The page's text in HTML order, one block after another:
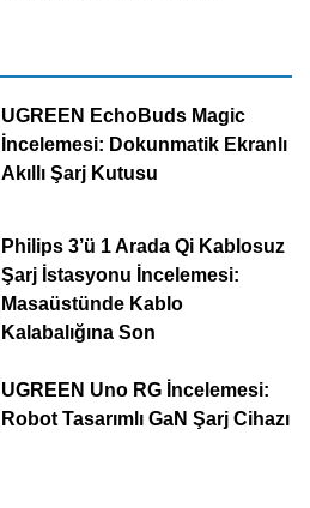
UGREEN EchoBuds Magic
İncelemesi: Dokunmatik Ekranlı
Akıllı Şarj Kutusu
Philips 3’ü 1 Arada Qi Kablosuz
Şarj İstasyonu İncelemesi:
Masaüstünde Kablo
Kalabalığına Son
UGREEN Uno RG İncelemesi:
Robot Tasarımlı GaN Şarj Cihazı